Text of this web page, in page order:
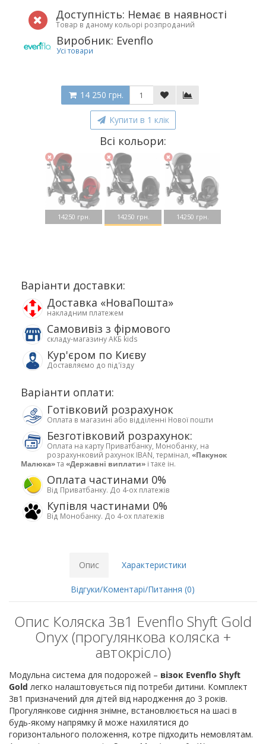
Доступність: Немає в наявності
Товар в даному кольорі розпроданий
Виробник: Evenflo
Усі товари
14 250 грн.
Купити в 1 клік
Всі кольори:
14250 грн. 14250 грн. 14250 грн.
Варіанти доставки:
Доставка «НоваПошта»
накладним платежем
Самовивіз з фірмового
складу-магазину АКБ kids
Кур'єром по Києву
Доставляємо до під'їзду
Варіанти оплати:
Готівковий розрахунок
Оплата в магазині або відділенні Нової пошти
Безготівковий розрахунок:
Оплата на карту Приватбанку, Монобанку, на
розрахунковий рахунок IBAN, термінал, «Пакунок
Малюка»та «Державні виплати» і таке ін.
Оплата частинами 0%
Від Приватбанку. До 4-ох платежів
Купівля частинами 0%
Від Монобанку. До 4-ох платежів
Опис Характеристики
Відгуки/Коментарі/Питання (0)
Опис Коляска 3в1 Evenflo Shyft Gold
Onyx (прогулянкова коляска +
автокрісло)
Модульна система для подорожей – візок Evenflo Shyft
Gold легко налаштовується під потреби дитини. Комплект
3в1 призначений для дітей від народження до 3 років.
Прогулянкове сидіння знімне, встановлюється на шасі в
будь-якому напрямку й може нахилятися до
горизонтального положення, котре підходить немовлятам.